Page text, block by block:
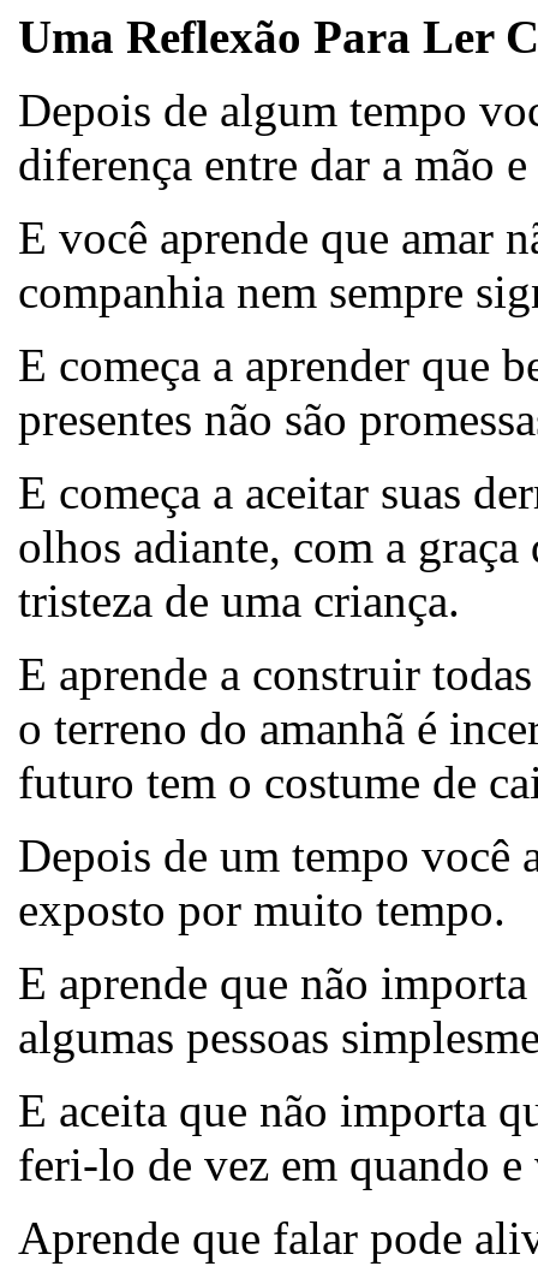
Uma Reflexão Para Ler
Depois de algum tempo
diferença entre dar a mão
E você aprende que amar
companhia nem sempre
E começa a aprender que
presentes não são
E começa a aceitar suas
olhos adiante, com a
tristeza de uma criança.
E aprende a construir
o terreno do amanhã é
futuro tem o costume de
Depois de um tempo você
exposto por muito tempo.
E aprende que não
algumas pessoas
E aceita que não importa
feri-lo de vez em quando
Aprende que falar pode